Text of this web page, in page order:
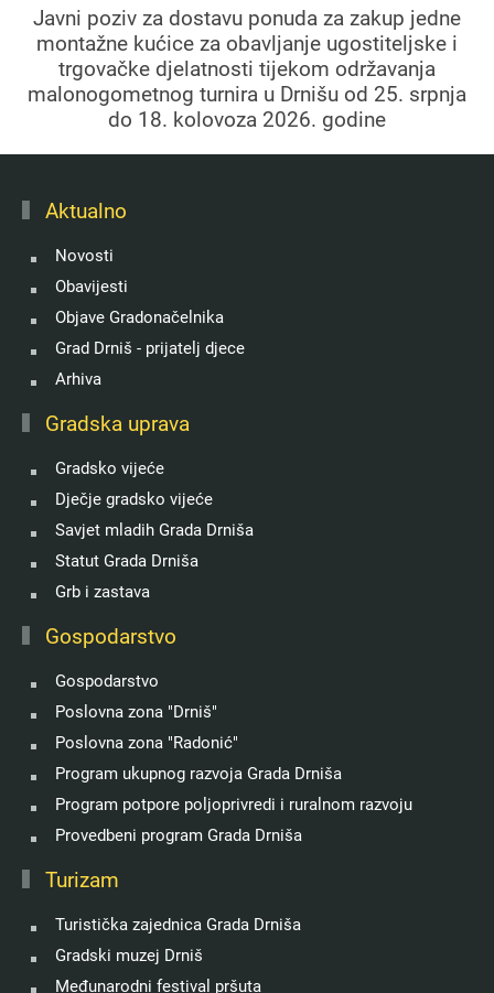
Javni poziv za dostavu ponuda za zakup jedne
montažne kućice za obavljanje ugostiteljske i
trgovačke djelatnosti tijekom održavanja
malonogometnog turnira u Drnišu od 25. srpnja
do 18. kolovoza 2026. godine
Aktualno
Novosti
Obavijesti
Objave Gradonačelnika
Grad Drniš - prijatelj djece
Arhiva
Gradska uprava
Gradsko vijeće
Dječje gradsko vijeće
Savjet mladih Grada Drniša
Statut Grada Drniša
Grb i zastava
Gospodarstvo
Gospodarstvo
Poslovna zona "Drniš"
Poslovna zona "Radonić"
Program ukupnog razvoja Grada Drniša
Program potpore poljoprivredi i ruralnom razvoju
Provedbeni program Grada Drniša
Turizam
Turistička zajednica Grada Drniša
Gradski muzej Drniš
Međunarodni festival pršuta